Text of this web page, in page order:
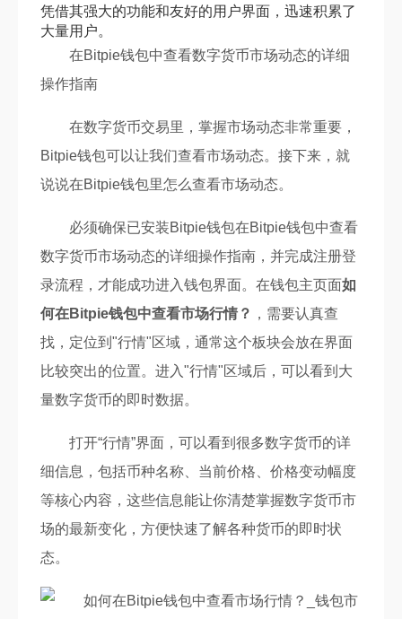
凭借其强大的功能和友好的用户界面，迅速积累了
大量用户。
在Bitpie钱包中查看数字货币市场动态的详细
操作指南
在数字货币交易里，掌握市场动态非常重要，
Bitpie钱包可以让我们查看市场动态。接下来，就
说说在Bitpie钱包里怎么查看市场动态。
必须确保已安装Bitpie钱包在Bitpie钱包中查看
数字货币市场动态的详细操作指南，并完成注册登
录流程，才能成功进入钱包界面。在钱包主页面如
何在Bitpie钱包中查看市场行情？ ，需要认真查
找，定位到"行情"区域，通常这个板块会放在界面
比较突出的位置。进入"行情"区域后，可以看到大
量数字货币的即时数据。
打开“行情”界面，可以看到很多数字货币的详
细信息，包括币种名称、当前价格、价格变动幅度
等核心内容，这些信息能让你清楚掌握数字货币市
场的最新变化，方便快速了解各种货币的即时状
态。